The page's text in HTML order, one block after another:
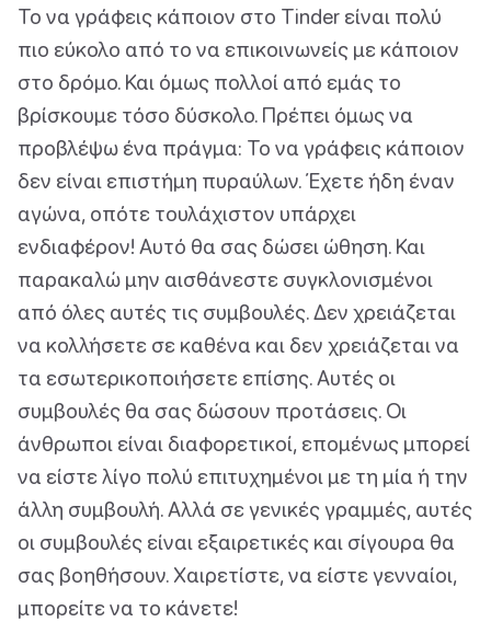
Το να γράφεις κάποιον στο Tinder είναι πολύ
πιο εύκολο από το να επικοινωνείς με κάποιον
στο δρόμο. Και όμως πολλοί από εμάς το
βρίσκουμε τόσο δύσκολο. Πρέπει όμως να
προβλέψω ένα πράγμα: Το να γράφεις κάποιον
δεν είναι επιστήμη πυραύλων. Έχετε ήδη έναν
αγώνα, οπότε τουλάχιστον υπάρχει
ενδιαφέρον! Αυτό θα σας δώσει ώθηση. Και
παρακαλώ μην αισθάνεστε συγκλονισμένοι
από όλες αυτές τις συμβουλές. Δεν χρειάζεται
να κολλήσετε σε καθένα και δεν χρειάζεται να
τα εσωτερικοποιήσετε επίσης. Αυτές οι
συμβουλές θα σας δώσουν προτάσεις. Οι
άνθρωποι είναι διαφορετικοί, επομένως μπορεί
να είστε λίγο πολύ επιτυχημένοι με τη μία ή την
άλλη συμβουλή. Αλλά σε γενικές γραμμές, αυτές
οι συμβουλές είναι εξαιρετικές και σίγουρα θα
σας βοηθήσουν. Χαιρετίστε, να είστε γενναίοι,
μπορείτε να το κάνετε!